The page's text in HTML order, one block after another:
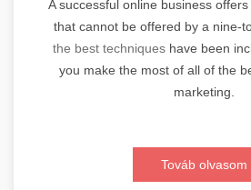
A successful online business
that cannot be offered by a nine-
the best techniques have been
you make the most of all of the
marketing.
Továb olvasom